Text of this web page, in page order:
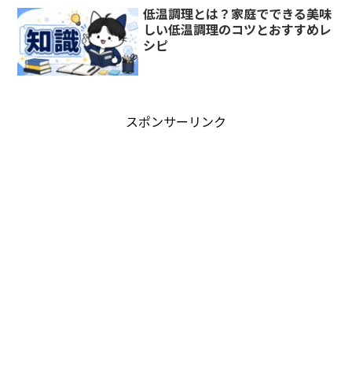
低温調理とは？家庭でできる美味
しい低温調理のコツとおすすめレ
シピ
スポンサーリンク